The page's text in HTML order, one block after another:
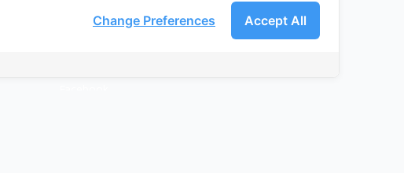
โทร 02-491-0000
Accept All
Change Preferences